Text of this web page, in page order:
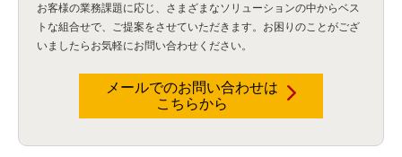
お客様の業務課題に応じ、さまざまなソリューションの中からベス
トな組合せで、 ご提案をさせていただきます。お困りのことがござ
いましたらお気軽にお問い合わせください。
メールでのお問い合わせは
こちらから